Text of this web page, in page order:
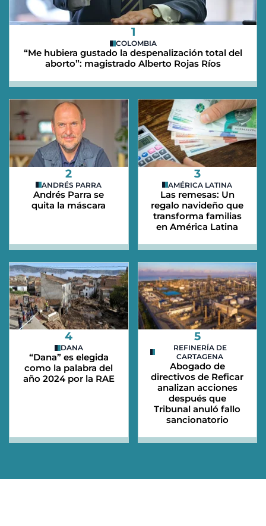
1
COLOMBIA
“Me hubiera gustado la despenalización total del
aborto”: magistrado Alberto Rojas Ríos
2
ANDRÉS PARRA
Andrés Parra se
quita la máscara
3
AMÉRICA LATINA
Las remesas: Un
regalo navideño que
transforma familias
en América Latina
4
DANA
“Dana” es elegida
como la palabra del
año 2024 por la RAE
5
REFINERÍA DE
CARTAGENA
Abogado de
directivos de Reficar
analizan acciones
después que
Tribunal anuló fallo
sancionatorio